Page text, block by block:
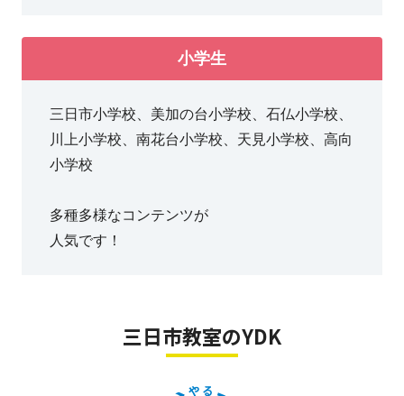
小学生
三日市小学校、美加の台小学校、石仏小学校、
川上小学校、南花台小学校、天見小学校、高向
小学校
多種多様なコンテンツが
人気です！
三日市教室のYDK